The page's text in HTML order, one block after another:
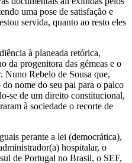
uma pose de satisfação e
servida, quanto ao resto eles
à planeada retórica,
da progenitora das gémeas e o
Rebelo de Sousa que,
nome do seu pai para o palco
se de um direito constitucional,
à sociedade o recorte de
perante a lei (democrática),
hospitalar, o
de Portugal no Brasil, o SEF,